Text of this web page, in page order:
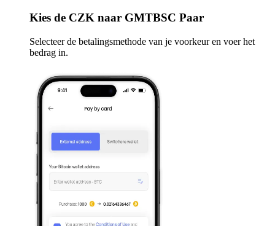
Kies de CZK naar GMTBSC Paar
Selecteer de betalingsmethode van je voorkeur en voer het
bedrag in.